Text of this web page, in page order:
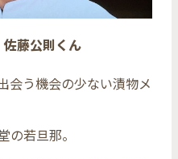
藤公則くん
会う機会の少ない漬物メ
の若旦那。